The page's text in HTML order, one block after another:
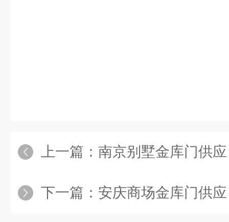
上一篇： 南京别墅金库门供应
下一篇： 安庆商场金库门供应